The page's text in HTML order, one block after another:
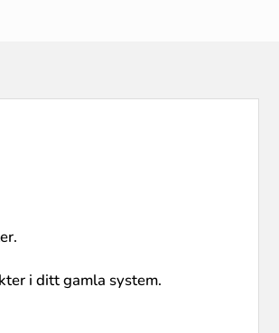
i ditt gamla system.